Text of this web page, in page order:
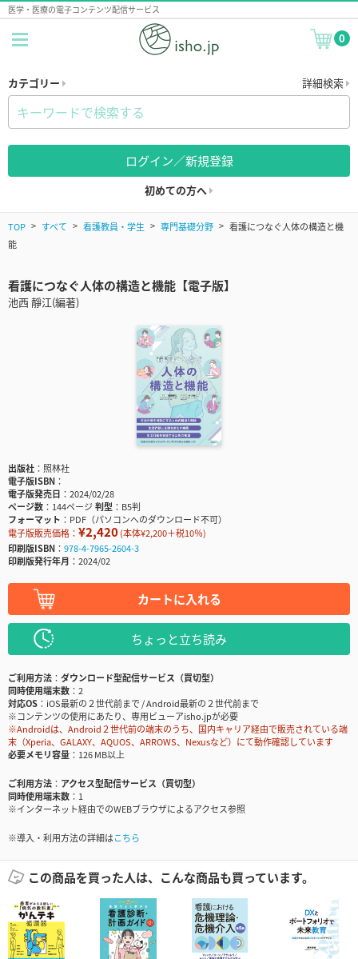
医学・医療の電子コンテンツ配信サービス
0
カテゴリー 詳細検索
ログイン／新規登録
初めての方へ
TOP すべて 看護教員・学生 専門基礎分野
看護につなぐ人体の構造と機
能
看護につなぐ人体の構造と機能【電子版】
池西 靜江(編著)
出版社
照林社
電子版ISBN
電子版発売日
2024/02/28
ページ数
144ページ判型
B5判
フォーマット
PDF（パソコンへのダウンロード不可）
電子版販売価格： ¥2,420(本体¥2,200＋税10％)
印刷版ISBN
978-4-7965-2604-3
印刷版発行年月
2024/02
カートに入れる
ちょっと立ち読み
ご利用方法
ダウンロード型配信サービス（買切型）
同時使用端末数
2
対応OS
iOS最新の２世代前まで / Android最新の２世代前まで
※コンテンツの使用にあたり、専用ビューアisho.jpが必要
※Androidは、Android２世代前の端末のうち、国内キャリア経由で販売されている端
末（Xperia、GALAXY、AQUOS、ARROWS、Nexusなど）にて動作確認しています
必要メモリ容量
126 MB以上
ご利用方法
アクセス型配信サービス（買切型）
同時使用端末数
1
※インターネット経由でのWEBブラウザによるアクセス参照
※導入・利用方法の詳細はこちら
この商品を買った人は、こんな商品も買っています。